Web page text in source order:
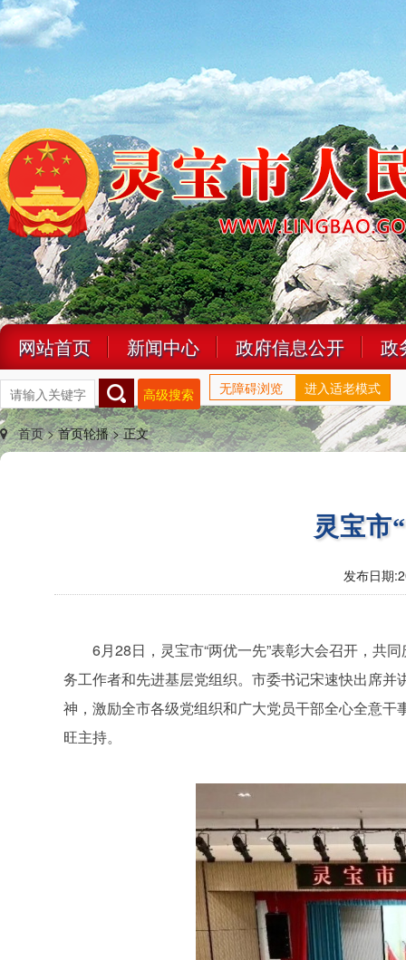
网站首页 新闻中心 政府信息公开 政
高级搜索 无障碍浏览 进入适老模式
首页 >首页轮播 >正文
灵宝市
发布日期:
6月28日，灵宝市“两优一先”表彰大会召开，共
务工作者和先进基层党组织。市委书记宋速快出席
神，激励全市各级党组织和广大党员干部全心全意
旺主持。